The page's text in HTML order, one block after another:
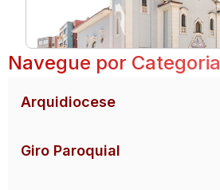
Navegue por Categoria
Arquidiocese
Giro Paroquial